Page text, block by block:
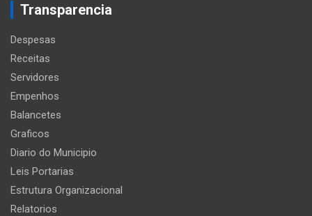
Transparencia
Despesas
Receitas
Servidores
Empenhos
Balancetes
Graficos
Diario do Municipio
Leis Portarias
Estrutura Organizacional
Relatorios